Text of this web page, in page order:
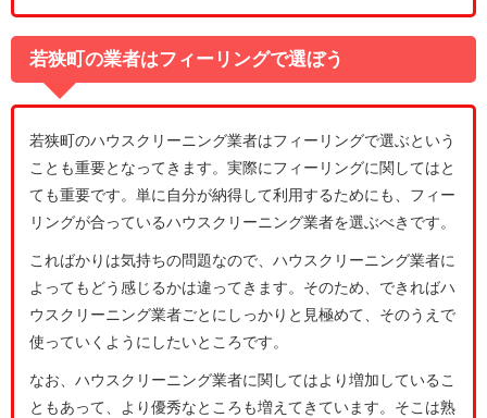
若狭町の業者はフィーリングで選ぼう
若狭町のハウスクリーニング業者はフィーリングで選ぶという
ことも重要となってきます。実際にフィーリングに関してはと
ても重要です。単に自分が納得して利用するためにも、フィー
リングが合っているハウスクリーニング業者を選ぶべきです。
こればかりは気持ちの問題なので、ハウスクリーニング業者に
よってもどう感じるかは違ってきます。そのため、できればハ
ウスクリーニング業者ごとにしっかりと見極めて、そのうえで
使っていくようにしたいところです。
なお、ハウスクリーニング業者に関してはより増加しているこ
ともあって、より優秀なところも増えてきています。そこは熟